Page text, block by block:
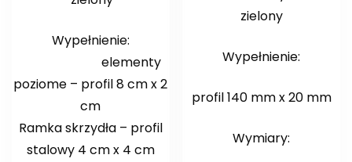
Wypełnienie:
elementy
poziome – profil 8 cm x 2
cm
Ramka skrzydła – profil
stalowy 4 cm x 4 cm
zielony
Wypełnienie:
profil 140 mm x 20 mm
Wymiary: